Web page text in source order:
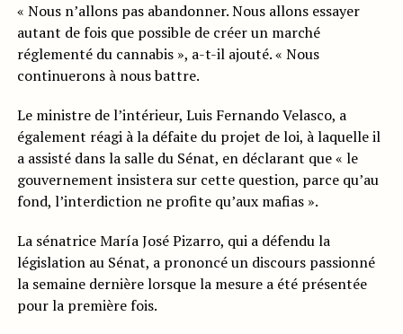
« Nous n’allons pas abandonner. Nous allons essayer
autant de fois que possible de créer un marché
réglementé du cannabis », a-t-il ajouté. « Nous
continuerons à nous battre.
Le ministre de l’intérieur, Luis Fernando Velasco, a
également réagi à la défaite du projet de loi, à laquelle il
a assisté dans la salle du Sénat, en déclarant que « le
gouvernement insistera sur cette question, parce qu’au
fond, l’interdiction ne profite qu’aux mafias ».
La sénatrice María José Pizarro, qui a défendu la
législation au Sénat, a prononcé un discours passionné
la semaine dernière lorsque la mesure a été présentée
pour la première fois.